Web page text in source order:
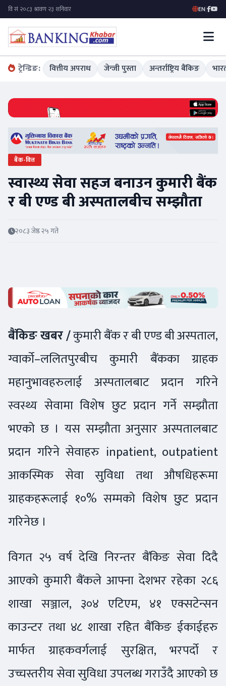
EN|
ट्रेन्डिङ: वित्तीय अपराध जेन्जी पुस्ता अन्तर्राष्ट्रिय बैंकिङ
बैंक-वित्त
स्वास्थ्य सेवा सहज बनाउन कुमारी बैंक
र बी एण्ड बी अस्पतालबीच सम्झौता
२०८३ जेष्ठ २५ गते
बैंकिङ खबर /कुमारी बैंक र बी एण्ड बी अस्पताल,
ग्वार्को–ललितपुरबीच कुमारी बैंकका ग्राहक
महानुभावहरुलाई अस्पतालबाट प्रदान गरिने
स्वस्थ्य सेवामा विशेष छुट प्रदान गर्ने सम्झौता
भएको छ । यस सम्झौता अनुसार अस्पतालबाट
प्रदान गरिने सेवाहरु inpatient, outpatient
आकस्मिक सेवा सुविधा तथा औषधिहरूमा
ग्राहकहरूलाई १०% सम्मको विशेष छुट प्रदान
गरिनेछ ।
विगत २५ वर्ष देखि निरन्तर बैंकिङ सेवा दिदै
आएको कुमारी बैंकले आफ्ना देशभर रहेका २८६
शाखा सञ्जाल, ३०४ एटिएम, ४१ एक्सटेन्सन
काउन्टर तथा ४८ शाखा रहित बैंकिङ ईकाईहरु
मार्फत ग्राहकवर्गलाई सुरक्षित, भरपर्दो र
उच्चस्तरीय सेवा सुविधा उपलब्ध गराउँदै आएको छ